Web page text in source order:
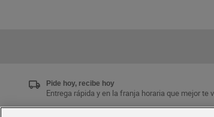
Pide hoy, recibe hoy
Entrega rápida y en la franja horaria que mejor te